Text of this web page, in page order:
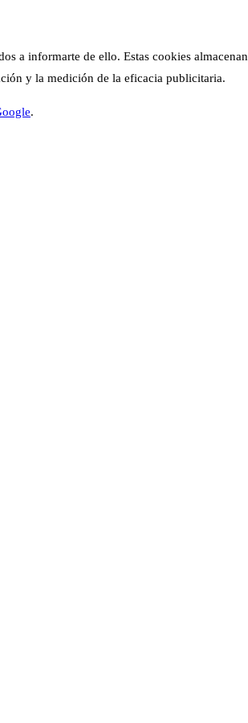
a informarte de ello. Estas cookies almacenan
y la medición de la eficacia publicitaria.
.